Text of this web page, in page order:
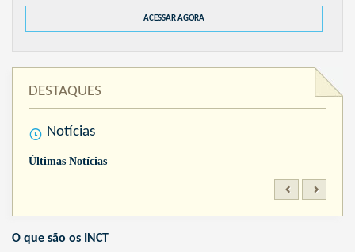
ACESSAR AGORA
DESTAQUES
Notícias
Últimas Notícias
O que são os INCT